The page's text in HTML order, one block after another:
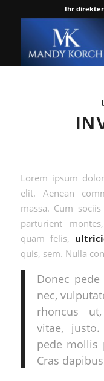
Ihr direkter
Lorem ipsum
elit. Aenean
massa. Cum
parturient
quam felis,
quis, sem. Nulla
Donec
nec,
rhoncus
vitae,
pede mollis
Cras